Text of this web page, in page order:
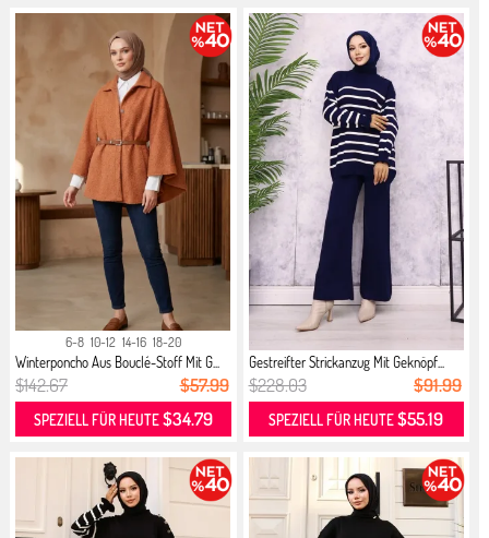
6-8 10-12 14-16 18-20
Winterponcho Aus Bouclé-Stoff Mit G...
$142.67 $57.99
SPEZIELL FÜR HEUTE$34.79
Gestreifter Strickanzug Mit Geknöpf...
$228.03 $91.99
SPEZIELL FÜR HEUTE$55.19